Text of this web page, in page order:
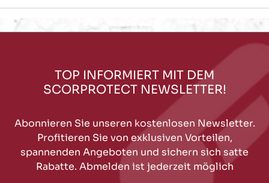
TOP INFORMIERT MIT DEM
SCORPROTECT NEWSLETTER!
Abonnieren Sie unseren kostenlosen Newsletter.
Profitieren Sie von exklusiven Vorteilen,
spannenden Angeboten und sichern sich satte
Rabatte. Abmelden ist jederzeit möglich